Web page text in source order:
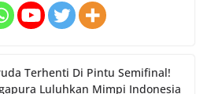
Terhenti Di Pintu Semifinal!
Luluhkan Mimpi Indonesia